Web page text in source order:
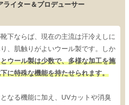
ライター＆プロデューサー
下ならば、現在の主流は汗冷えしに
、肌触りがよいウール製です。しか
ウール製は少数で、多様な加工を施
に特殊な機能を持たせられます。
なる機能に加え、UVカットや消臭